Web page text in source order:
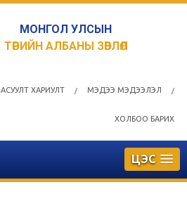
МОНГОЛ УЛСЫН
ТӨРИЙН АЛБАНЫ ЗӨВЛӨЛ
АСУУЛТ ХАРИУЛТ / МЭДЭЭ МЭДЭЭЛЭЛ /
ХОЛБОО БАРИХ
ЦЭС